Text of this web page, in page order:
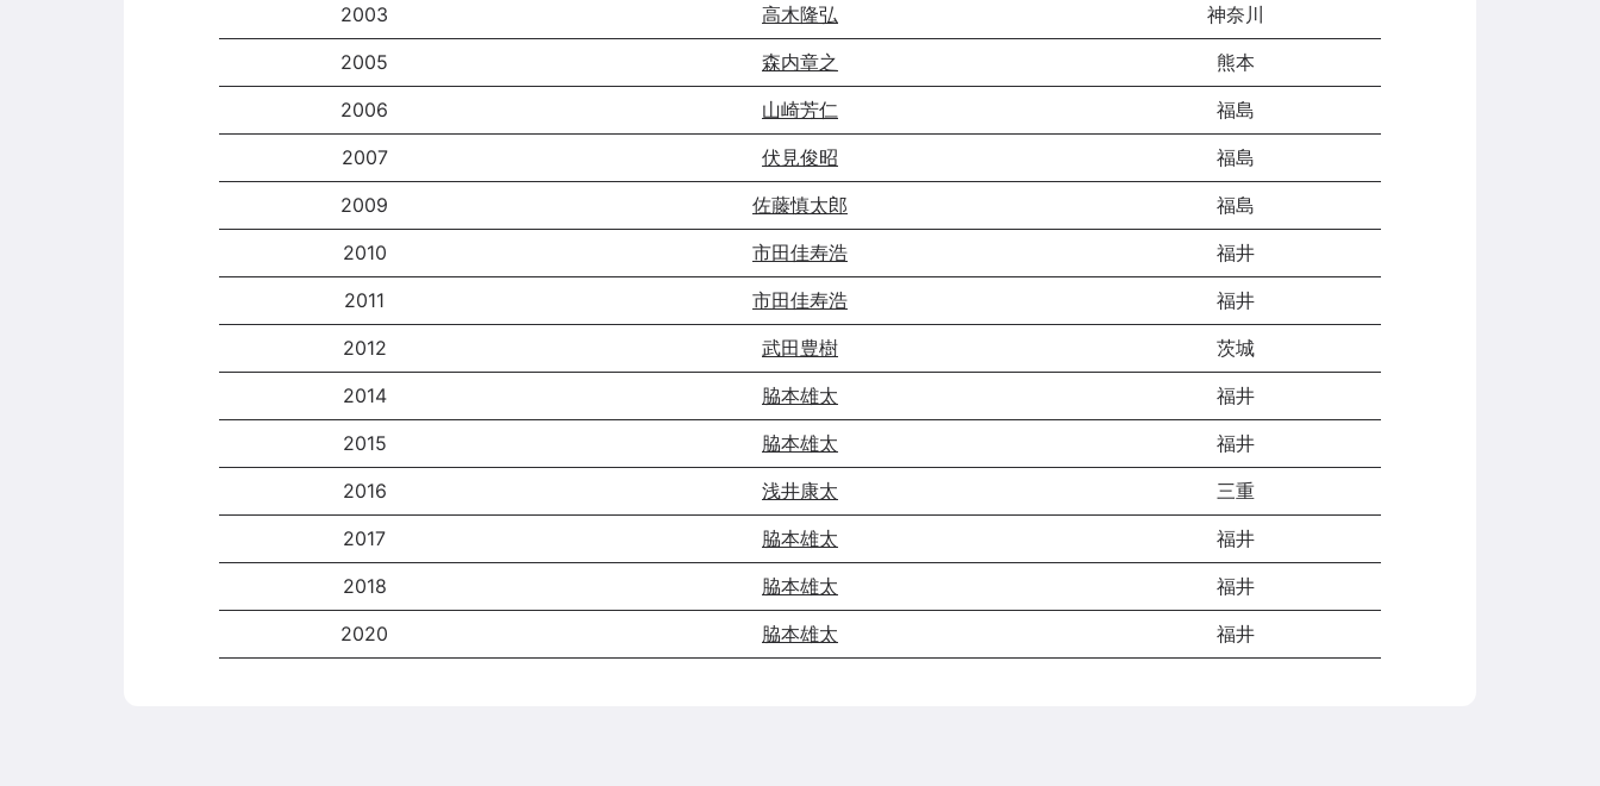
2003
高木隆弘
神奈川
2005
森内章之
熊本
2006
山崎芳仁
福島
2007
伏見俊昭
福島
2009
佐藤慎太郎
福島
2010
市田佳寿浩
福井
2011
市田佳寿浩
福井
2012
武田豊樹
茨城
2014
脇本雄太
福井
2015
脇本雄太
福井
2016
浅井康太
三重
2017
脇本雄太
福井
2018
脇本雄太
福井
2020
脇本雄太 福井